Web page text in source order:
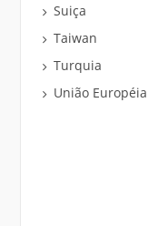
Suiça
Taiwan
Turquia
União Européia